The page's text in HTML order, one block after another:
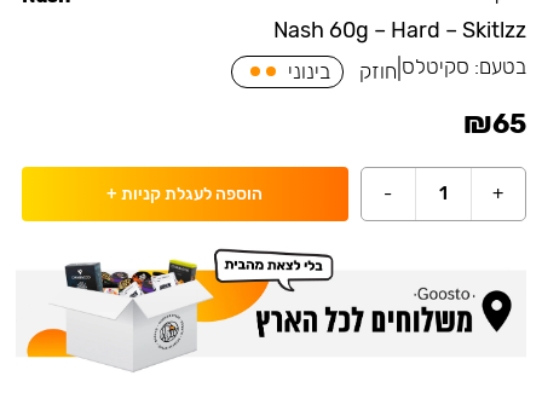
Nash 60g – Hard – Skitlzz
בטעם: סקיטלס חוזק בינוני
₪65
+
1
- הוספה לעגלת קניות +